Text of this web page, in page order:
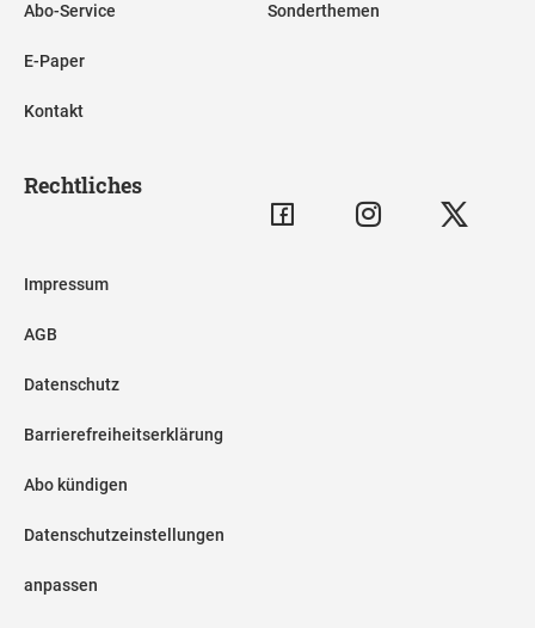
Abo-Service
E-Paper
Kontakt
Sonderthemen
Rechtliches
Impressum
AGB
Datenschutz
Barrierefreiheitserklärung
Abo kündigen
Datenschutzeinstellungen
anpassen